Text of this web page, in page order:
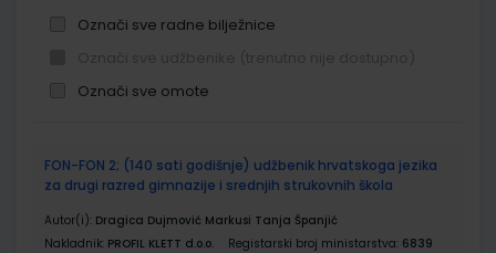
Označi sve radne bilježnice
Označi sve omote
proizvodi
FON-FON 2; (140 sati godišnje) udžbenik hrvatskoga jezika
za drugi razred gimnazije i srednjih strukovnih škola
Autor(i): Dragica Dujmović Markusi Tanja Španjić
Nakladnik: PROFIL KLETT d.o.o. Registarski broj ministarstva: 6839